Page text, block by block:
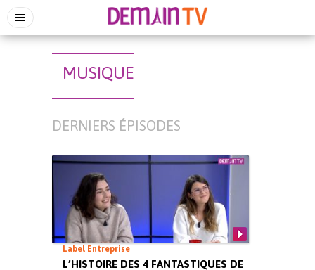
MUSIQUE
DERNIERS ÉPISODES
Label Entreprise
L’HISTOIRE DES 4 FANTASTIQUES DE